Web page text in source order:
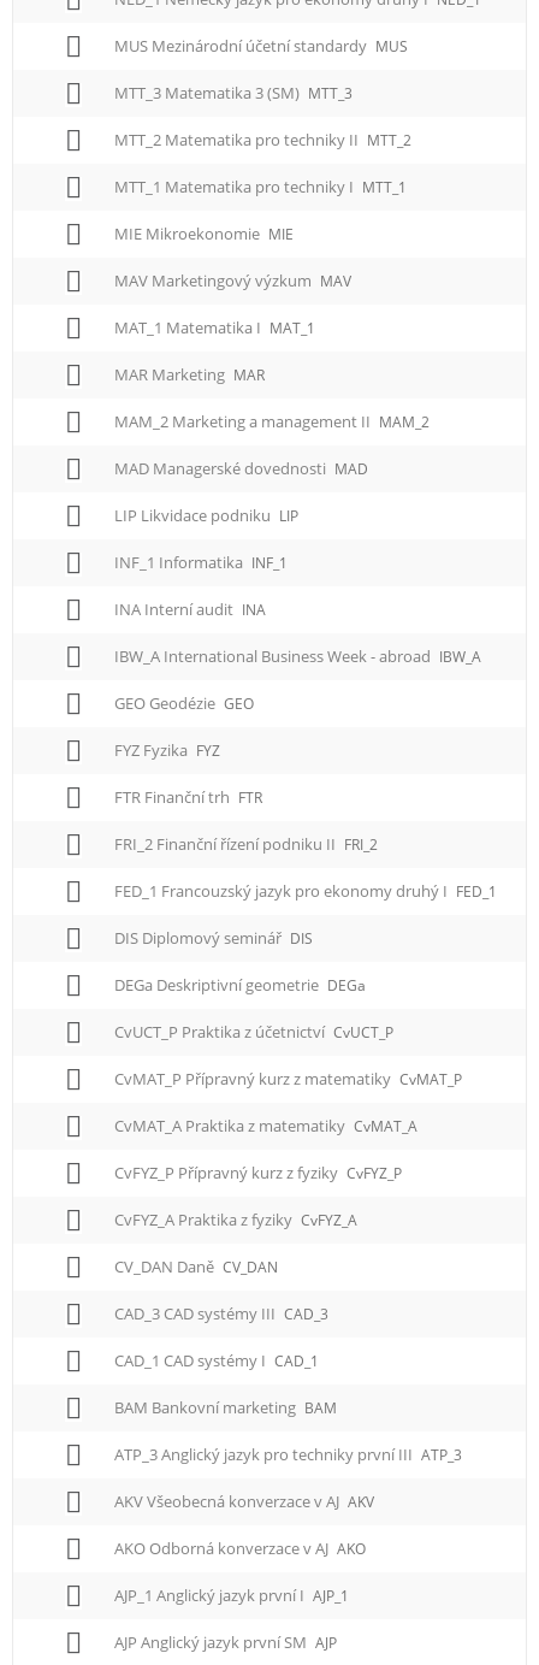
MUS Mezinárodní účetní standardy MUS
MTT_3 Matematika 3 (SM) MTT_3
MTT_2 Matematika pro techniky II MTT_2
MTT_1 Matematika pro techniky I MTT_1
MIE Mikroekonomie MIE
MAV Marketingový výzkum MAV
MAT_1 Matematika I MAT_1
MAR Marketing MAR
MAM_2 Marketing a management II MAM_2
MAD Managerské dovednosti MAD
LIP Likvidace podniku LIP
INF_1 Informatika INF_1
INA Interní audit INA
IBW_A International Business Week - abroad IBW_A
GEO Geodézie GEO
FYZ Fyzika FYZ
FTR Finanční trh FTR
FRI_2 Finanční řízení podniku II FRI_2
FED_1 Francouzský jazyk pro ekonomy druhý I FED_1
DIS Diplomový seminář DIS
DEGa Deskriptivní geometrie DEGa
CvUCT_P Praktika z účetnictví CvUCT_P
CvMAT_P Přípravný kurz z matematiky CvMAT_P
CvMAT_A Praktika z matematiky CvMAT_A
CvFYZ_P Přípravný kurz z fyziky CvFYZ_P
CvFYZ_A Praktika z fyziky CvFYZ_A
CV_DAN Daně CV_DAN
CAD_3 CAD systémy III CAD_3
CAD_1 CAD systémy I CAD_1
BAM Bankovní marketing BAM
ATP_3 Anglický jazyk pro techniky první III ATP_3
AKV Všeobecná konverzace v AJ AKV
AKO Odborná konverzace v AJ AKO
AJP_1 Anglický jazyk první I AJP_1
AJP Anglický jazyk první SM AJP